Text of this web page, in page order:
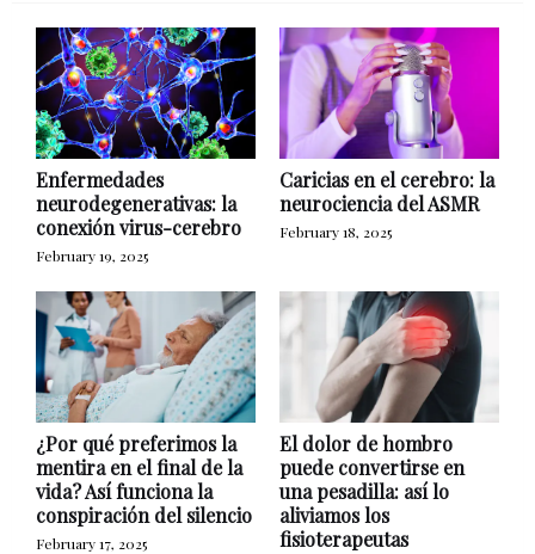
Enfermedades
neurodegenerativas: la
conexión virus-cerebro
February 19, 2025
Caricias en el cerebro: la
neurociencia del ASMR
February 18, 2025
¿Por qué preferimos la
mentira en el final de la
vida? Así funciona la
conspiración del silencio
February 17, 2025
El dolor de hombro
puede convertirse en
una pesadilla: así lo
aliviamos los
fisioterapeutas